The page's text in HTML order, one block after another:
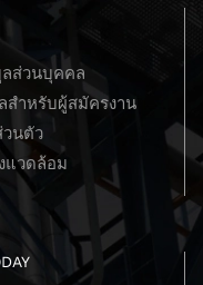
ส่วนบุคคล
ำหรับผู้สมัครงาน
นตัว
แวดล้อม